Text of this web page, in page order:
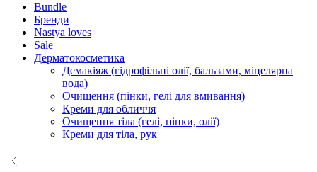
Bundle
Бренди
Nastya loves
Sale
Дерматокосметика
Демакіяж (гідрофільні олії, бальзами, міцелярна
вода)
Очищення (пінки, гелі для вмивання)
Креми для обличчя
Очищення тіла (гелі, пінки, олії)
Креми для тіла, рук